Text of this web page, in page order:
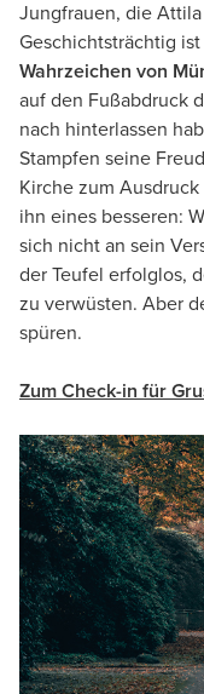
Jungfrauen, die
Geschichtsträchtig
Wahrzeichen von
auf den Fußabdruck
nach hinterlassen
Stampfen seine
Kirche zum
ihn eines besseren:
sich nicht an sein
der Teufel erfolglos,
zu verwüsten. Aber
spüren.
Zum Check-in für